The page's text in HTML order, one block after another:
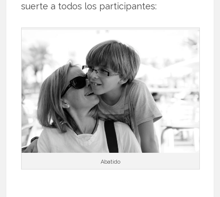
suerte a todos los participantes:
Abatido